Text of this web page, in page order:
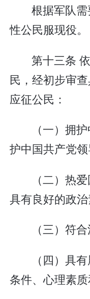
根据军队
性公民服现役。
第十三条
民，经初步审
应征公民：
（一）拥
护中国共产党
（二）热
具有良好的政
（三）符
（四）具
条件、心理素